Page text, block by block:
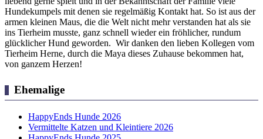
Hundekumpels mit denen sie regelmäßig Kontakt hat. So ist aus der
armen kleinen Maus, die die Welt nicht mehr verstanden hat als sie
ins Tierheim musste, ganz schnell wieder ein fröhlicher, rundum
glücklicher Hund geworden. Wir danken den lieben Kollegen vom
Tierheim Herne, durch die Maya dieses Zuhause bekommen hat,
von ganzem Herzen!
Ehemalige
HappyEnds Hunde 2026
Vermittelte Katzen und Kleintiere 2026